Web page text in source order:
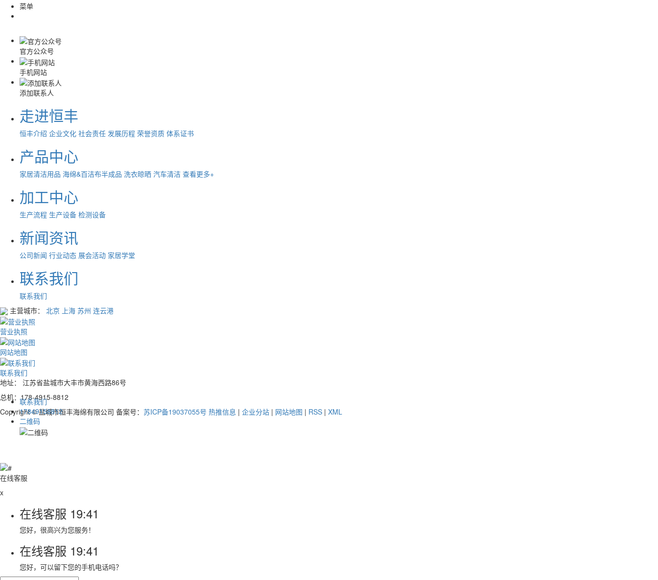
菜单
官方公众号
手机网站
添加联系人
走进恒丰
恒丰介绍 企业文化 社会责任 发展历程 荣誉资质 体系证书
产品中心
家居清洁用品 海绵&百洁布半成品 洗衣晾晒 汽车清洁 查看更多+
加工中心
生产流程 生产设备 检测设备
新闻资讯
公司新闻 行业动态 展会活动 家居学堂
联系我们
联系我们
主营城市： 北京 上海 苏州 连云港
营业执照
网站地图
联系我们
地址： 江苏省盐城市大丰市黄海西路86号
总机：178-4915-8812
Copyright © 盐城市恒丰海绵有限公司 备案号： 苏ICP备19037055号 热推信息 | 企业分站 | 网站地图 | RSS | XML
联系我们
17849158812
二维码
在线客服
x
在线客服 19:41
您好，很高兴为您服务！
在线客服 19:41
您好，可以留下您的手机电话吗？